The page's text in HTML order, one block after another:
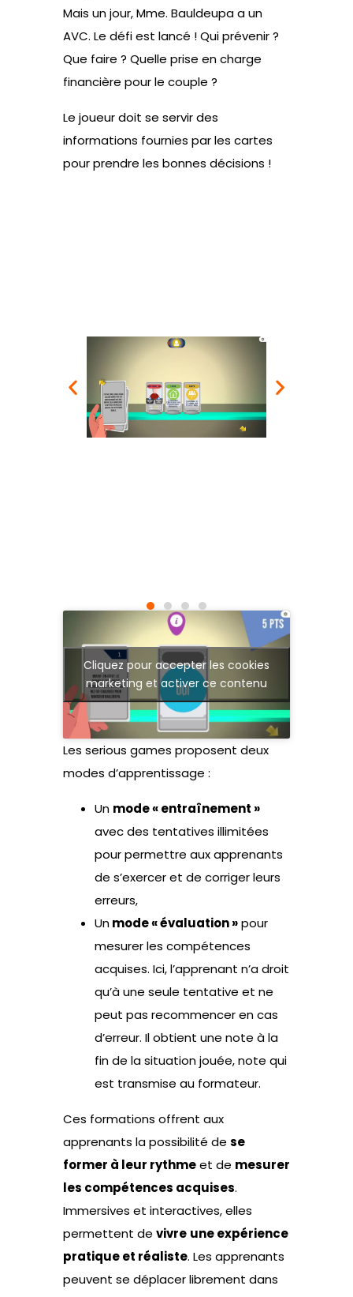
Mais un jour, Mme. Bauldeupa a un
AVC. Le défi est lancé ! Qui prévenir ?
Que faire ? Quelle prise en charge
financière pour le couple ?
Le joueur doit se servir des
informations fournies par les cartes
pour prendre les bonnes décisions !
Cliquez pour accepter les cookies
marketing et activer ce contenu
Les serious games proposent deux
modes d’apprentissage :
Un mode « entraînement »
avec des tentatives illimitées
pour permettre aux apprenants
de s’exercer et de corriger leurs
erreurs,
Unmode « évaluation »pour
mesurer les compétences
acquises. Ici, l’apprenant n’a droit
qu’à une seule tentative et ne
peut pas recommencer en cas
d’erreur. Il obtient une note à la
fin de la situation jouée, note qui
est transmise au formateur.
Ces formations offrent aux
apprenants la possibilité de se
former à leur rythmeet de mesurer
les compétences acquises.
Immersives et interactives, elles
permettent de vivre une expérience
pratique et réaliste. Les apprenants
peuvent se déplacer librement dans